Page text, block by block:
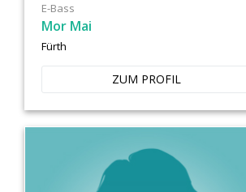
E-Bass
Mor Mai
Fürth
ZUM PROFIL